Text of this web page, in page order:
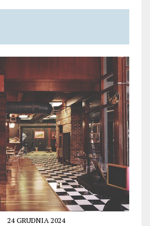
24 GRUDNIA 2024